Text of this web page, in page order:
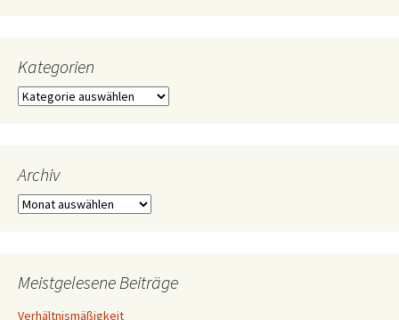
Kategorien
Kategorien
Archiv
Archiv
Meistgelesene Beiträge
Verhältnismäßigkeit